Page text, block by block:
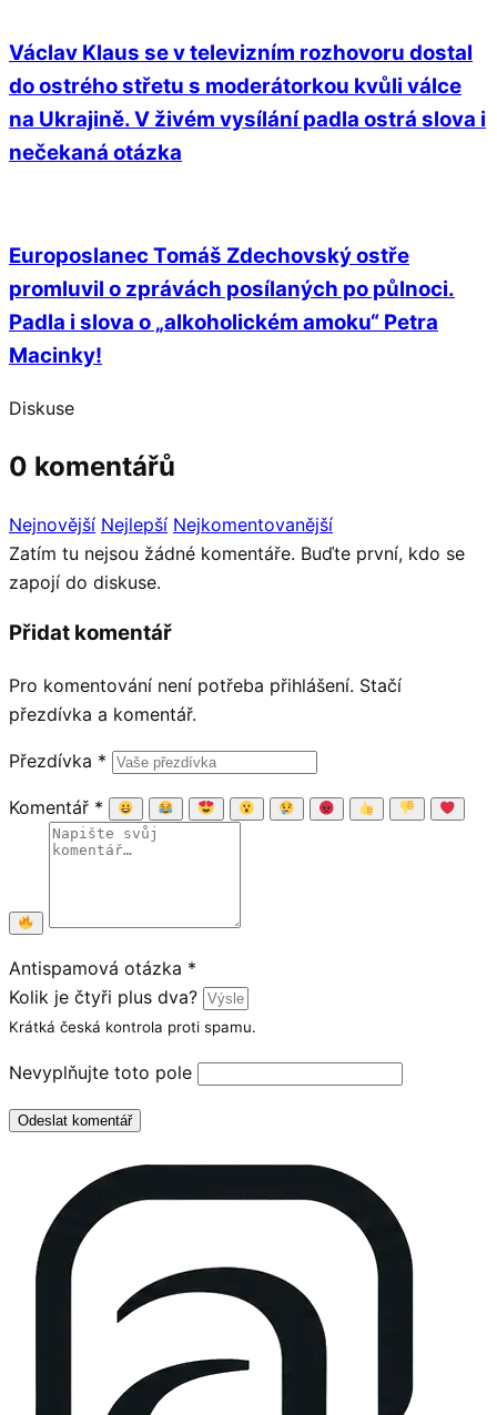
Václav Klaus se v televizním rozhovoru dostal
do ostrého střetu s moderátorkou kvůli válce
na Ukrajině. V živém vysílání padla ostrá slova i
nečekaná otázka
Europoslanec Tomáš Zdechovský ostře
promluvil o zprávách posílaných po půlnoci.
Padla i slova o „alkoholickém amoku“ Petra
Macinky!
Diskuse
0 komentářů
Nejnovější Nejlepší Nejkomentovanější
Zatím tu nejsou žádné komentáře. Buďte první, kdo se
zapojí do diskuse.
Přidat komentář
Pro komentování není potřeba přihlášení. Stačí
přezdívka a komentář.
Přezdívka *
Komentář *
Antispamová otázka *
Kolik je čtyři plus dva?
Krátká česká kontrola proti spamu.
Nevyplňujte toto pole
Odeslat komentář